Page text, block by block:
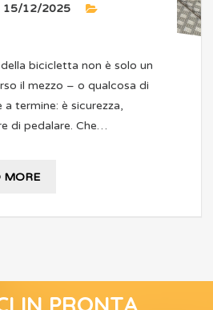
15/12/2025
bicicletta non è solo un
il mezzo – o qualcosa di
termine: è sicurezza,
di pedalare. Che…
MORE
IN PRONTA